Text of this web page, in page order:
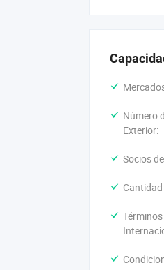
Número
Exterior:
Socios